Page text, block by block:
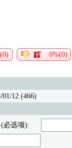
0%(0)
12 (466)
必选项):